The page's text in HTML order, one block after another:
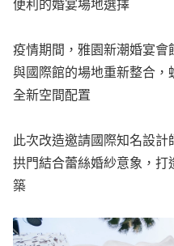
便利的婚宴場地選擇
疫情期間，雅園新潮婚宴
與國際館的場地重新整合
全新空間配置
此次改造邀請國際知名設
拱門結合蕾絲婚紗意象，
築